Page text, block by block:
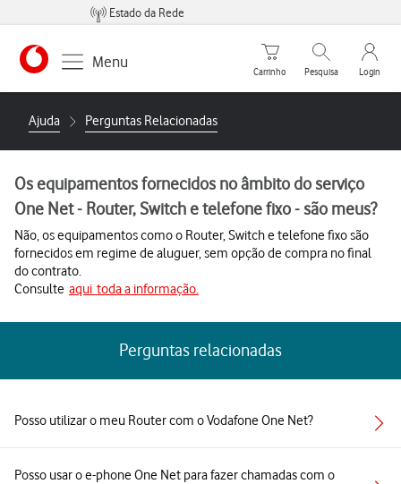
Estado da Rede
https://www.vodafone.pt
Menu
Carrinho de compras
Carrinho
Pesquisar
Pesquisa
My
Login
Ajuda Perguntas Relacionadas
Os equipamentos fornecidos no âmbito do serviço
One Net - Router, Switch e telefone fixo - são meus?
Não, os equipamentos como o Router, Switch e telefone fixo são
fornecidos em regime de aluguer, sem opção de compra no final
do contrato.
Consulte aqui toda a informação.
Perguntas relacionadas
Posso utilizar o meu Router com o Vodafone One Net?
Posso usar o e-phone One Net para fazer chamadas com o